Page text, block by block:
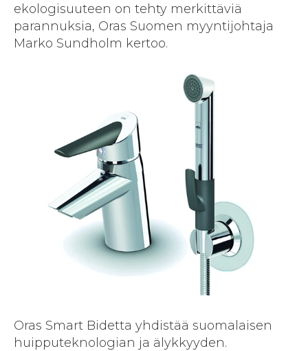
ekologisuuteen on tehty merkittäviä
parannuksia, Oras Suomen myyntijohtaja
Marko Sundholm kertoo.
Oras Smart Bidetta yhdistää suomalaisen
huipputeknologian ja älykkyyden.